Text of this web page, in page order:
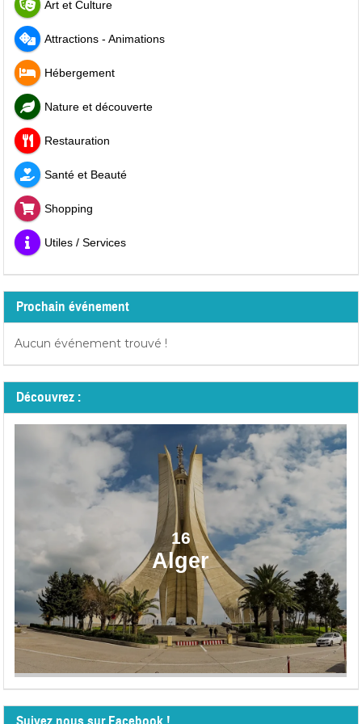
Art et Culture
Attractions - Animations
Hébergement
Nature et découverte
Restauration
Santé et Beauté
Shopping
Utiles / Services
Prochain événement
Aucun événement trouvé !
Découvrez :
16
Alger